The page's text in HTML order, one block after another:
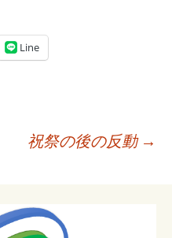
Line
祝祭の後の反動 →